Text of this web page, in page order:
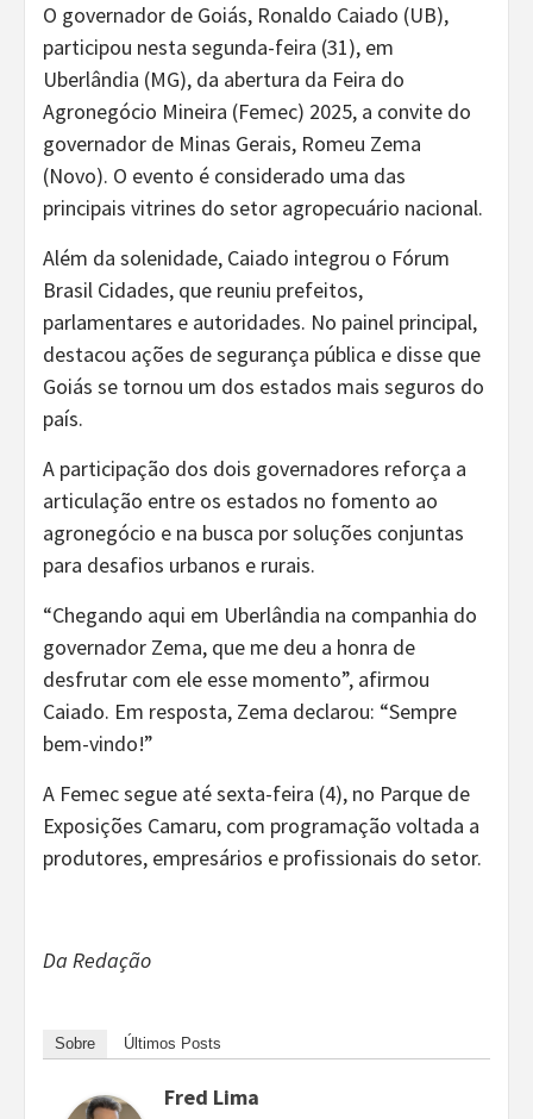
O governador de Goiás, Ronaldo Caiado (UB),
participou nesta segunda-feira (31), em
Uberlândia (MG), da abertura da Feira do
Agronegócio Mineira (Femec) 2025, a convite do
governador de Minas Gerais, Romeu Zema
(Novo). O evento é considerado uma das
principais vitrines do setor agropecuário nacional.
Além da solenidade, Caiado integrou o Fórum
Brasil Cidades, que reuniu prefeitos,
parlamentares e autoridades. No painel principal,
destacou ações de segurança pública e disse que
Goiás se tornou um dos estados mais seguros do
país.
A participação dos dois governadores reforça a
articulação entre os estados no fomento ao
agronegócio e na busca por soluções conjuntas
para desafios urbanos e rurais.
“Chegando aqui em Uberlândia na companhia do
governador Zema, que me deu a honra de
desfrutar com ele esse momento”, afirmou
Caiado. Em resposta, Zema declarou: “Sempre
bem-vindo!”
A Femec segue até sexta-feira (4), no Parque de
Exposições Camaru, com programação voltada a
produtores, empresários e profissionais do setor.
Da Redação
Sobre Últimos Posts
Fred Lima